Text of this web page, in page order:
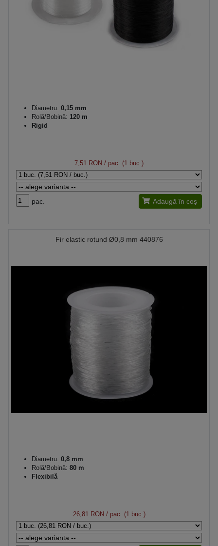
Diametru: 0,15 mm
Rolă/Bobină: 120 m
Rigid
7,51 RON / pac. (1 buc.)
pac. Adaugă în coș
Fir elastic rotund Ø0,8 mm 440876
Diametru: 0,8 mm
Rolă/Bobină: 80 m
Flexibilă
26,81 RON / pac. (1 buc.)